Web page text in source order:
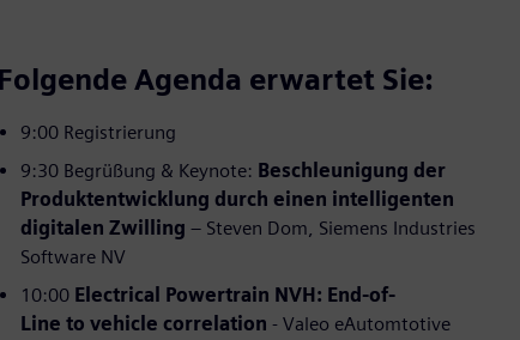
Folgende Agenda erwartet Sie:
9:00 Registrierung
9:30 Begrüßung & Keynote: Beschleunigung der
Produktentwicklung durch einen intelligenten
digitalen Zwilling – Steven Dom, Siemens Industries
Software NV
10:00 Electrical Powertrain NVH: End-of-
Line to vehicle correlation - Valeo eAutomtotive